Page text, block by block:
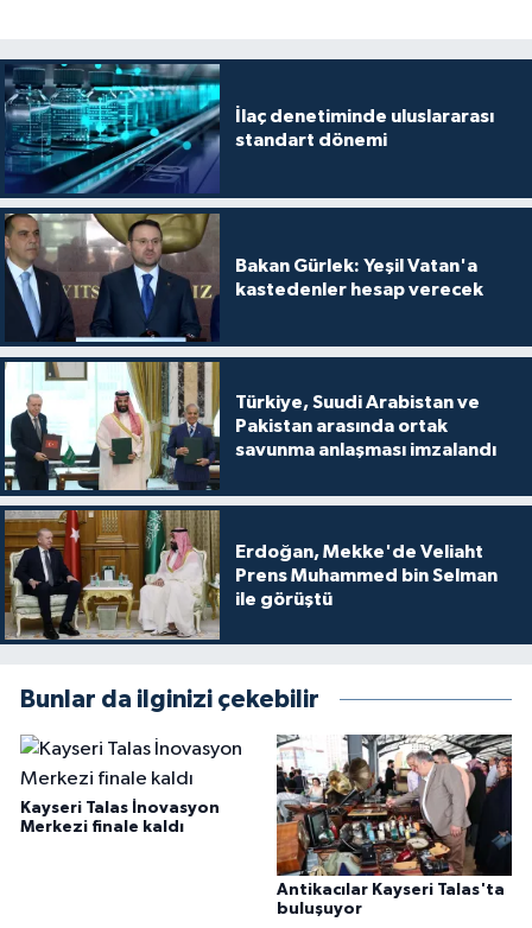
İlaç denetiminde uluslararası
standart dönemi
Bakan Gürlek: Yeşil Vatan'a
kastedenler hesap verecek
Türkiye, Suudi Arabistan ve
Pakistan arasında ortak
savunma anlaşması imzalandı
Erdoğan, Mekke'de Veliaht
Prens Muhammed bin Selman
ile görüştü
Bunlar da ilginizi çekebilir
Kayseri Talas İnovasyon
Merkezi finale kaldı
Antikacılar Kayseri Talas'ta
buluşuyor